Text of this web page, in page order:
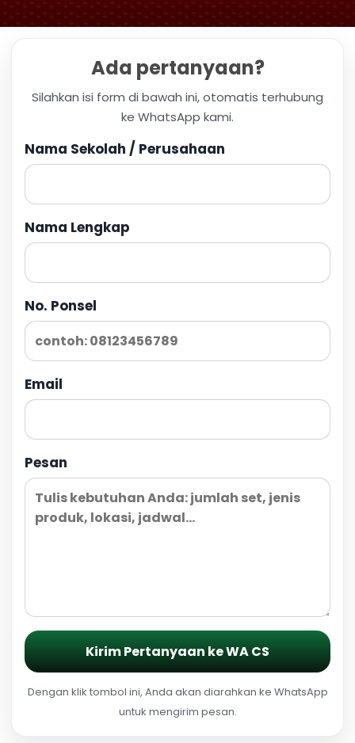
Ada pertanyaan?
Silahkan isi form di bawah ini, otomatis terhubung
ke WhatsApp kami.
Nama Sekolah / Perusahaan
Nama Lengkap
No. Ponsel
Email
Pesan
Kirim Pertanyaan ke WA CS
Dengan klik tombol ini, Anda akan diarahkan ke WhatsApp
untuk mengirim pesan.